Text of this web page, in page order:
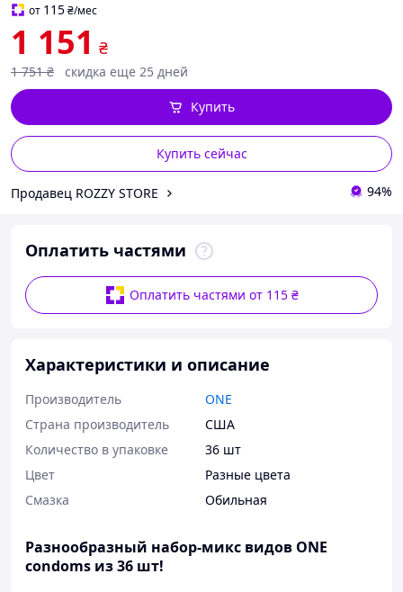
от 115₴/мес
1 151 ₴
1 751 ₴ скидка еще 25 дней
Купить сейчас
Купить
Продавец ROZZY STORE 94%
Оплатить частями
Оплатить частями от 115 ₴
Характеристики и описание
Производитель
ONE
Страна производитель
США
Количество в упаковке
36 шт
Цвет
Разные цвета
Смазка
Обильная
Разнообразный набор-микс видов ONE
condoms из 36 шт!